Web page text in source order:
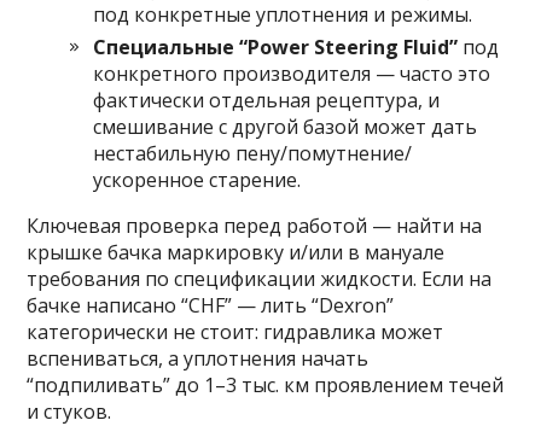
под конкретные уплотнения и режимы.
Специальные “Power Steering Fluid” под
конкретного производителя — часто это
фактически отдельная рецептура, и
смешивание с другой базой может дать
нестабильную пену/помутнение/
ускоренное старение.
Ключевая проверка перед работой — найти на
крышке бачка маркировку и/или в мануале
требования по спецификации жидкости. Если на
бачке написано “CHF” — лить “Dexron”
категорически не стоит: гидравлика может
вспениваться, а уплотнения начать
“подпиливать” до 1–3 тыс. км проявлением течей
и стуков.